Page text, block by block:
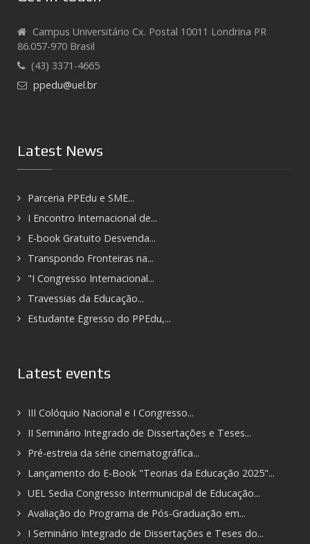
Campus Universitário Cx. Postal 10011 Londrina PR
86.057-970 Brasil
(43) 3371-4665
ppedu@uel.br
Latest News
Parceria PPEdu e SME...
I Encontro Internacional de...
E-book Gratuito Desvenda...
Transpondo Fronteiras na...
"I Congresso Internacional...
Travessias da Educação...
Estudante Egresso do PPEdu,...
Latest events
III Colóquio Nacional e I Congresso...
II Seminário Integrado de Dissertações e Teses...
Pré-estreia da série cinematográfica...
Lançamento do E-Book "Teorias da Educação 2025"...
UEL Sedia Congresso Intermunicipal de Educação...
Avaliação do Programa de Pós-Graduação em...
I Seminário Integrado de Dissertações e Teses do...